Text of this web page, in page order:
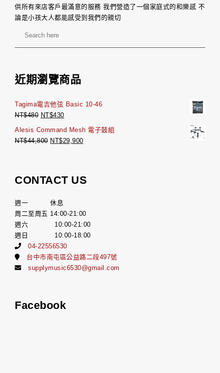
供所有來店客戶最滿意的服務 我們營造了一個家庭式的和樂感 不
論是小孩大人都能感受到我們的親切
近期瀏覽商品
Tagima電吉他弦 Basic 10-46
NT$480 NT$430
Alesis Command Mesh 電子鼓組
NT$44,800 NT$29,900
CONTACT US
週一 休息
周二至周五 14:00-21:00
週六 10:00-21:00
週日 10:00-18:00
04-22556530
台中市南屯區公益路二段497號
supplymusic6530@gmail.com
Facebook